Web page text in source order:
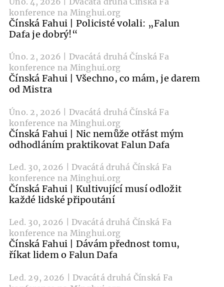
konference na Minghui.org
Čínská Fahui | Policisté volali: „Falun
Dafa je dobrý!“
Úno. 2, 2026 | Dvacátá druhá Čínská Fa
konference na Minghui.org
Čínská Fahui | Všechno, co mám, je darem
od Mistra
Úno. 2, 2026 | Dvacátá druhá Čínská Fa
konference na Minghui.org
Čínská Fahui | Nic nemůže otřást mým
odhodláním praktikovat Falun Dafa
Led. 30, 2026 | Dvacátá druhá Čínská Fa
konference na Minghui.org
Čínská Fahui | Kultivující musí odložit
každé lidské připoutání
Led. 30, 2026 | Dvacátá druhá Čínská Fa
konference na Minghui.org
Čínská Fahui | Dávám přednost tomu,
říkat lidem o Falun Dafa
Led. 29, 2026 | Dvacátá druhá Čínská Fa